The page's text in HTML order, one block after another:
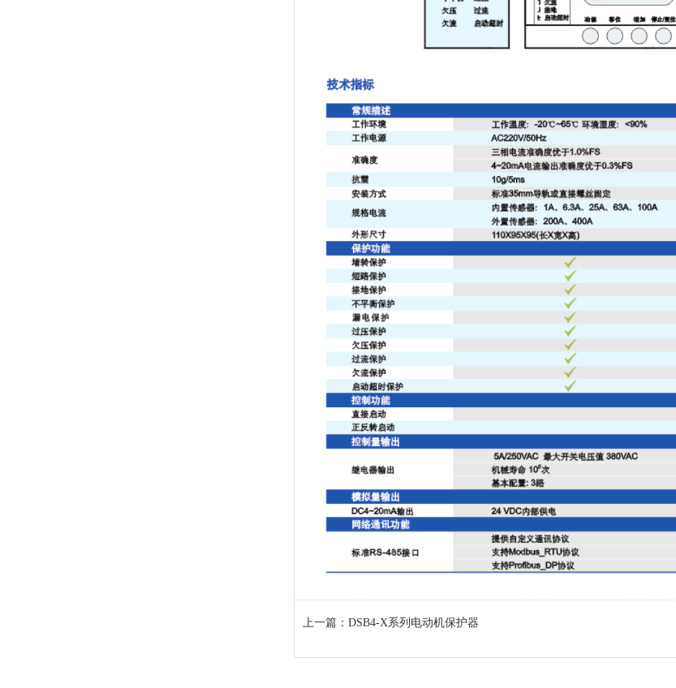
上一篇： DSB4-X系列电动机保护器